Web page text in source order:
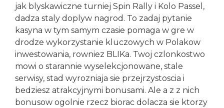
jak blyskawiczne turniej Spin Rally i Kolo Passel,
dadza staly doplyw nagrod. To zadaj pytanie
kasyna w tym samym czasie pomaga w gre w
drodze wykorzystanie kluczowych w Polakow
inwestowania, rowniez BLIKa. Twoj czlonkostwo
mowi o starannie wyselekcjonowane, stale
serwisy, stad wyrozniaja sie przejrzystoscia i
bedziesz atrakcyjnymi bonusami. Ale a z z nich
bonusow ogolnie rzecz biorac dolacza sie ktorzy